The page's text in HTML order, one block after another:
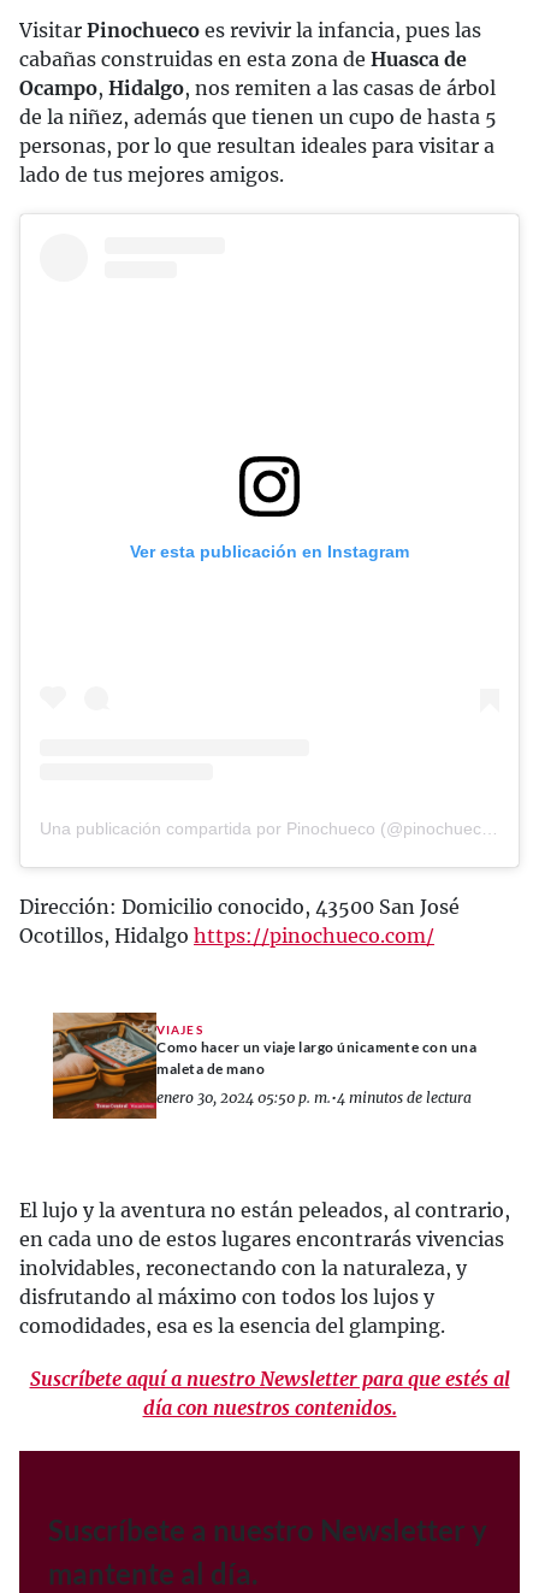
Visitar Pinochueco es revivir la infancia, pues las
cabañas construidas en esta zona de Huasca de
Ocampo, Hidalgo, nos remiten a las casas de árbol
de la niñez, además que tienen un cupo de hasta 5
personas, por lo que resultan ideales para visitar a
lado de tus mejores amigos.
Ver esta publicación en Instagram
Una publicación compartida por Pinochueco (@pinochuecohuasca)
Dirección: Domicilio conocido, 43500 San José
Ocotillos, Hidalgo https://pinochueco.com/
VIAJES
Como hacer un viaje largo únicamente con una
maleta de mano
enero 30, 2024 05:50 p. m.•4 minutos de lectura
El lujo y la aventura no están peleados, al contrario,
en cada uno de estos lugares encontrarás vivencias
inolvidables, reconectando con la naturaleza, y
disfrutando al máximo con todos los lujos y
comodidades, esa es la esencia del glamping.
Suscríbete aquí a nuestro Newsletter para que estés al
día con nuestros contenidos.
Suscríbete a nuestro Newsletter y
mantente al día.